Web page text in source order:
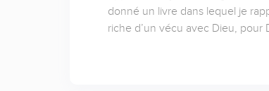
donné un livre dans lequel je
riche d’un vécu avec Dieu,